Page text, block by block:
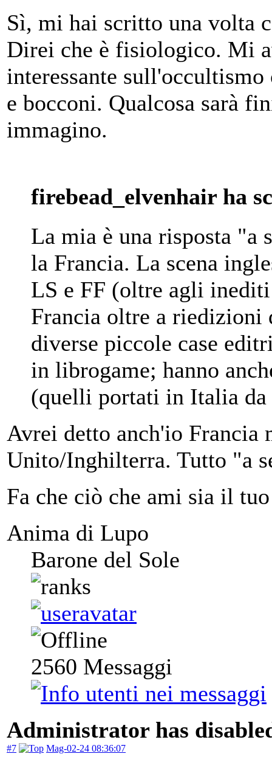
Sì, mi hai scritto una volta
Direi che è fisiologico. Mi
interessante
e bocconi. Qualcosa sarà
immagino.
firebead_elvenhair ha
La mia è una risposta "a
la Francia. La scena
LS e FF (oltre agli
Francia oltre a riedizioni
diverse piccole case
in librogame; hanno
(quelli portati in Italia da
Avrei detto anch'io Francia
Unito/Inghilterra. Tutto "a
Fa che ciò che ami sia il
Anima di Lupo
Barone del Sole
2560 Messaggi
Administrator has
#7 Mag-02-24 08:36:07